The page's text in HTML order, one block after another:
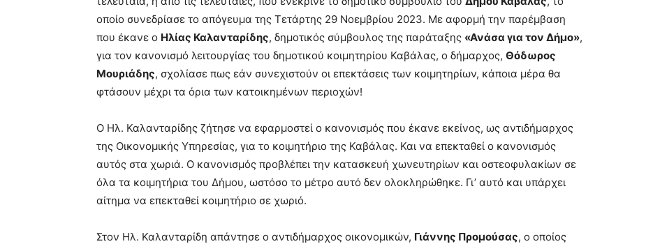
οποίο συνεδρίασε το απόγευμα της Τετάρτης 29 Νοεμβρίου 2023. Με αφορμή την παρέμβαση
που έκανε ο Ηλίας Καλανταρίδης, δημοτικός σύμβουλος της παράταξης «Ανάσα για τον Δήμο»,
για τον κανονισμό λειτουργίας του δημοτικού κοιμητηρίου Καβάλας, ο δήμαρχος, Θόδωρος
Μουριάδης, σχολίασε πως εάν συνεχιστούν οι επεκτάσεις των κοιμητηρίων, κάποια μέρα θα
φτάσουν μέχρι τα όρια των κατοικημένων περιοχών!
Ο Ηλ. Καλανταρίδης ζήτησε να εφαρμοστεί ο κανονισμός που έκανε εκείνος, ως αντιδήμαρχος
της Οικονομικής Υπηρεσίας, για το κοιμητήριο της Καβάλας. Και να επεκταθεί ο κανονισμός
αυτός στα χωριά. Ο κανονισμός προβλέπει την κατασκευή χωνευτηρίων και οστεοφυλακίων σε
όλα τα κοιμητήρια του Δήμου, ωστόσο το μέτρο αυτό δεν ολοκληρώθηκε. Γι’ αυτό και υπάρχει
αίτημα να επεκταθεί κοιμητήριο σε χωριό.
Στον Ηλ. Καλανταρίδη απάντησε ο αντιδήμαρχος οικονομικών, Γιάννης Προμούσας, ο οποίος